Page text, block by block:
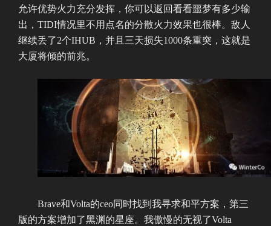
允许优势火力充分发挥，你可以返回看看噩梦有多少输
出，TIDI情况里不用点名的分散火力效果也很棒。敌人
继续丢了2个IHUB，并且三天损失1000条重突，这就是
大厦将倾的前兆。
Brave和Volta的ceo同时找到我寻求和平方案，第三
版的方案增加了黑渊的星座。我傲慢的无视了Volta